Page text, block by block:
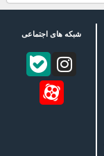
شبکه های اجتماعی